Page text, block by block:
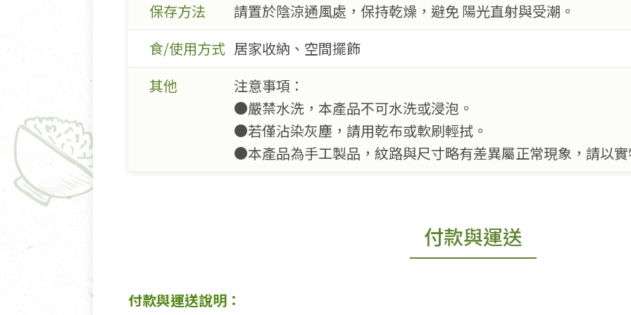
保存方法
請置於陰涼通風處，保持乾燥，避免 陽光直射與受潮。
食/使用方式 居家收納、空間擺飾
其他
注意事項：
●嚴禁水洗，本產品不可水洗或浸泡。
●若僅沾染灰塵，請用乾布或軟刷輕拭。
●本產品為手工製品，紋路與尺寸略有差異屬正常現象，請以
付款與運送
付款與運送說明：